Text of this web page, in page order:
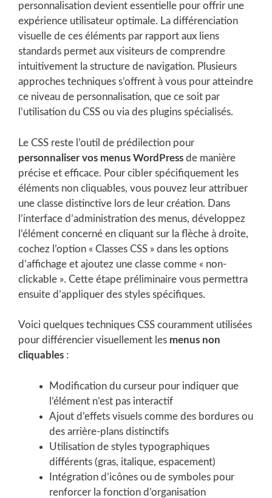
personnalisation devient essentielle pour offrir une
expérience utilisateur optimale. La différenciation
visuelle de ces éléments par rapport aux liens
standards permet aux visiteurs de comprendre
intuitivement la structure de navigation. Plusieurs
approches techniques s’offrent à vous pour atteindre
ce niveau de personnalisation, que ce soit par
l’utilisation du CSS ou via des plugins spécialisés.
Le CSS reste l’outil de prédilection pour
personnaliser vos menus WordPress de manière
précise et efficace. Pour cibler spécifiquement les
éléments non cliquables, vous pouvez leur attribuer
une classe distinctive lors de leur création. Dans
l’interface d’administration des menus, développez
l’élément concerné en cliquant sur la flèche à droite,
cochez l’option « Classes CSS » dans les options
d’affichage et ajoutez une classe comme « non-
clickable ». Cette étape préliminaire vous permettra
ensuite d’appliquer des styles spécifiques.
Voici quelques techniques CSS couramment utilisées
pour différencier visuellement les menus non
cliquables :
Modification du curseur pour indiquer que
l’élément n’est pas interactif
Ajout d’effets visuels comme des bordures ou
des arrière-plans distinctifs
Utilisation de styles typographiques
différents (gras, italique, espacement)
Intégration d’icônes ou de symboles pour
renforcer la fonction d’organisation